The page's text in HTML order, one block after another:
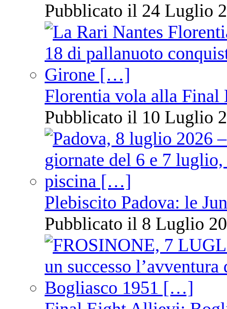
Pubblicato il 24 Luglio
Florentia vola alla Final
Pubblicato il 10 Luglio
Plebiscito Padova: le
Pubblicato il 8 Luglio